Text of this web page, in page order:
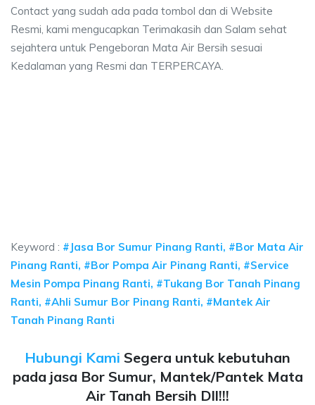
Contact yang sudah ada pada tombol dan di Website
Resmi, kami mengucapkan Terimakasih dan Salam sehat
sejahtera untuk Pengeboran Mata Air Bersih sesuai
Kedalaman yang Resmi dan TERPERCAYA.
Keyword : #Jasa Bor Sumur Pinang Ranti, #Bor Mata Air
Pinang Ranti, #Bor Pompa Air Pinang Ranti, #Service
Mesin Pompa Pinang Ranti, #Tukang Bor Tanah Pinang
Ranti, #Ahli Sumur Bor Pinang Ranti, #Mantek Air
Tanah Pinang Ranti
Hubungi Kami Segera untuk kebutuhan
pada jasa Bor Sumur, Mantek/Pantek Mata
Air Tanah Bersih Dll!!!